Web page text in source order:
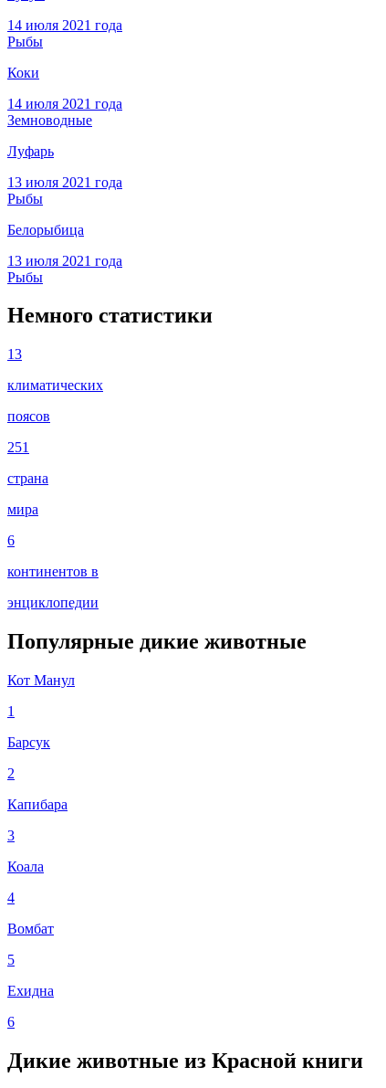
14 июля 2021 года
Рыбы
Коки
14 июля 2021 года
Земноводные
Луфарь
13 июля 2021 года
Рыбы
Белорыбица
13 июля 2021 года
Рыбы
Немного статистики
13
климатических
поясов
251
страна
мира
6
континентов в
энциклопедии
Популярные дикие животные
Кот Манул
1
Барсук
2
Капибара
3
Коала
4
Вомбат
5
Ехидна
6
Дикие животные из Красной книги